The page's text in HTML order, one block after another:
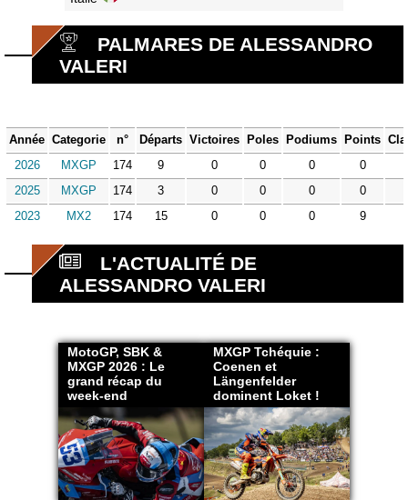
PALMARES DE ALESSANDRO
VALERI
Année Categorie n° Départs Victoires Poles Podiums Points
2026
MXGP 174 9 0 0 0
0
2025
MXGP 174 3 0 0 0
0
2023
MX2 174 15 0 0 0 9
L'ACTUALITÉ DE
ALESSANDRO VALERI
MotoGP, SBK &
MXGP 2026 : Le
grand récap du
week-end
MXGP Tchéquie :
Coenen et
Längenfelder
dominent Loket !